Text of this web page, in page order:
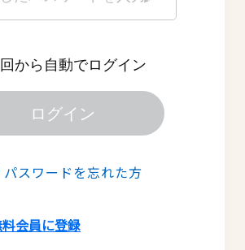
から自動でログイン
ログイン
パスワードを忘れた方
会員に登録